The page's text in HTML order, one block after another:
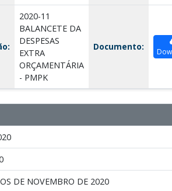
2020-11
BALANCETE DA
DESPESAS
EXTRA
ORÇAMENTÁRIA
- PMPK
Documento:
DE NOVEMBRO DE 2020